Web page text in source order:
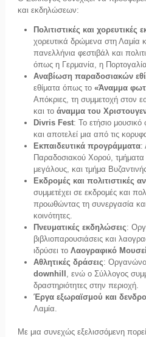
και εκδηλώσεων:
Πολιτιστικές και χορευτικές
χορευτικά δρώμενα στη Λαμία
πανελλήνια φεστιβάλ και
όπως η Γερμανία, η
Αναβίωση παραδοσιακών
εθίματα όπως το «Άναμμα
Απόκριες, τη συμμετοχή στον
και το άναμμα του
Divris Fest: Το ετήσιο μουσικό
και αποτελεί μια από τις
Εκπαιδευτικά προγράμματα:
Παραδοσιακού Χορού, τμήματα
μεγάλους, και τμήμα
Εκδρομές και πολιτιστικές
συμμετέχει σε εκδρομές και
προωθώντας τη συνεργασία
κοινότητες.
Πνευματικές εκδηλώσεις:
βιβλιοπαρουσιάσεις και
ιδρύσει το Λαογραφικό
Αθλητικές δράσεις:
downhill , ενώ ο Σύλλογος
δραστηριότητες στην περιοχή.
Έργα εξωραϊσμού και
Λαμία.
Με μια συνεχώς εξελισσόμενη